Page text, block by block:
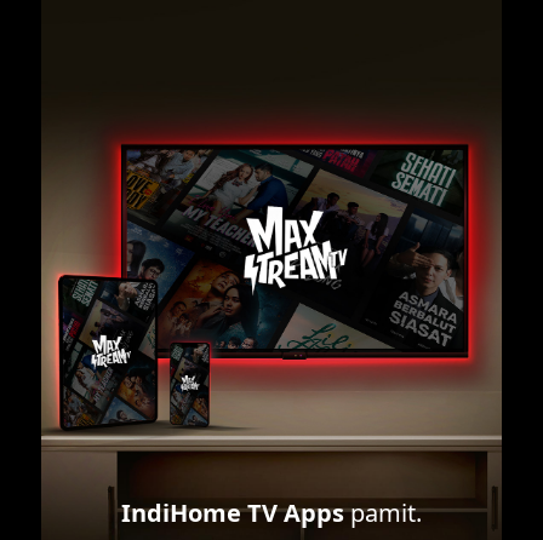
IndiHome TV Appspamit.